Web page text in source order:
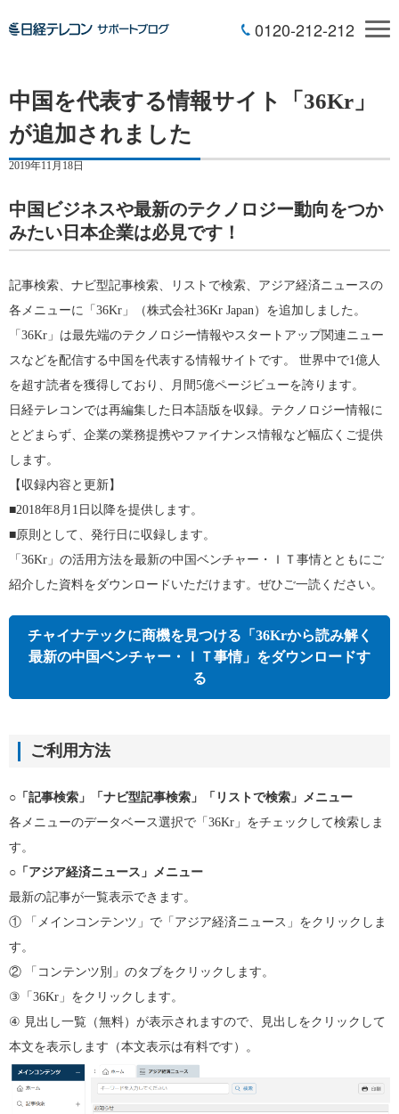
0120-212-212
中国を代表する情報サイト「36Kr」
が追加されました
2019年11月18日
中国ビジネスや最新のテクノロジー動向をつか
みたい日本企業は必見です！
記事検索、ナビ型記事検索、リストで検索、アジア経済ニュースの
各メニューに「36Kr」（株式会社36Kr Japan）を追加しました。
「36Kr」は最先端のテクノロジー情報やスタートアップ関連ニュー
スなどを配信する中国を代表する情報サイトです。 世界中で1億人
を超す読者を獲得しており、月間5億ページビューを誇ります。
日経テレコンでは再編集した日本語版を収録。テクノロジー情報に
とどまらず、企業の業務提携やファイナンス情報など幅広くご提供
します。
【収録内容と更新】
■2018年8月1日以降を提供します。
■原則として、発行日に収録します。
「36Kr」の活用方法を最新の中国ベンチャー・ＩＴ事情とともにご
紹介した資料をダウンロードいただけます。ぜひご一読ください。
チャイナテックに商機を見つける「36Krから読み解く
最新の中国ベンチャー・ＩＴ事情」をダウンロードす
る
ご利用方法
○ 「記事検索」「ナビ型記事検索」「リストで検索」メニュー
各メニューのデータベース選択で「36Kr」をチェックして検索しま
す。
○ 「アジア経済ニュース」メニュー
最新の記事が一覧表示できます。
① 「メインコンテンツ」で「アジア経済ニュース」をクリックしま
す。
② 「コンテンツ別」のタブをクリックします。
③「36Kr」をクリックします。
④ 見出し一覧（無料）が表示されますので、見出しをクリックして
本文を表示します（本文表示は有料です）。